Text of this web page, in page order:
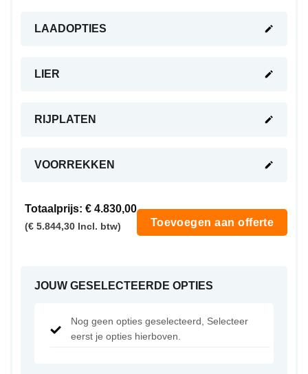
LAADOPTIES
LIER
RIJPLATEN
VOORREKKEN
Totaalprijs: € 4.830,00
(€ 5.844,30 Incl. btw) Toevoegen aan offerte
JOUW GESELECTEERDE OPTIES
Nog geen opties geselecteerd, Selecteer
eerst je opties hierboven.